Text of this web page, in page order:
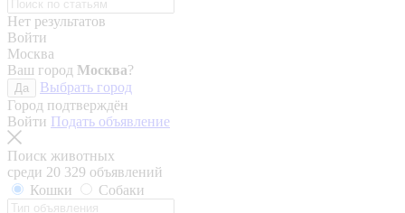
Нет результатов
Войти
Москва
Ваш город Москва?
Да
Выбрать город
Город подтверждён
Войти Подать объявление
Поиск животных
среди 20 329 объявлений
Кошки
Собаки